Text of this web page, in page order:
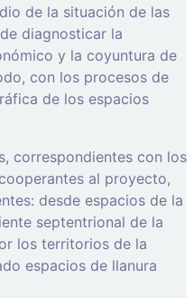
de la situación de las
diagnosticar la
y la coyuntura de
con los procesos de
de los espacios
correspondientes con los
al proyecto,
desde espacios de la
septentrional de la
los territorios de la
espacios de llanura